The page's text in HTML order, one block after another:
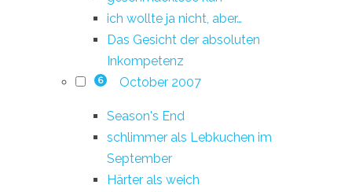
ich wollte ja nicht, aber…
Das Gesicht der absoluten
Inkompetenz
6 October 2007
Season's End
schlimmer als Lebkuchen im
September
Härter als weich